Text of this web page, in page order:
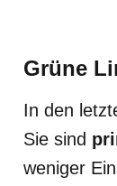
Grüne
In den
Sie sind
weniger